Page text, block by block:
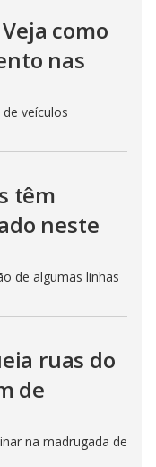
como
nas
veículos
têm
neste
de algumas linhas
ruas do
de
na madrugada de